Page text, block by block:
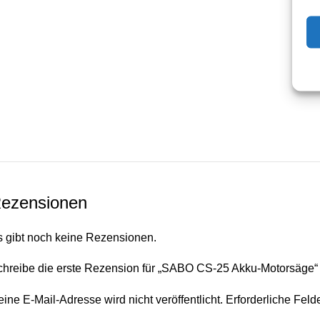
gibt noch keine Rezensionen.
die erste Rezension für „SABO CS-25 Akku-Motorsäge“
E-Mail-Adresse wird nicht veröffentlicht. Erforderliche